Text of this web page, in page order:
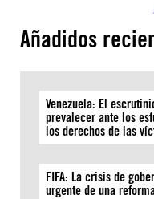
Añadidos
Venezuela: El
prevalecer ante los
los derechos de las
FIFA: La crisis de
urgente de una